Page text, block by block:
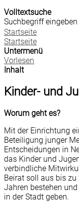
Volltextsuche
Suchbegriff eingeben
Startseite
Startseite
Untermenü
Vorlesen
Inhalt
Kinder- und
Worum geht es?
Mit der Einrichtung
Beteiligung junger
Entscheidungen in
das Kinder und
verbindliche
Beirat soll aus bis
Jahren bestehen
in der Stadt geben.